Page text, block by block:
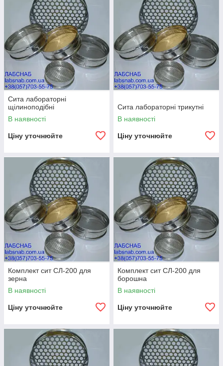
Сита лабораторні
щілиноподібні
В наявності
Ціну уточнюйте
Сита лабораторні трикутні
В наявності
Ціну уточнюйте
Комплект сит СЛ-200 для
зерна
В наявності
Ціну уточнюйте
Комплект сит СЛ-200 для
борошна
В наявності
Ціну уточнюйте